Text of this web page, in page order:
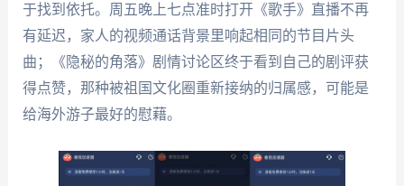
于找到依托。周五晚上七点准时打开《歌手》直播不再
有延迟，家人的视频通话背景里响起相同的节目片头
曲；《隐秘的角落》剧情讨论区终于看到自己的剧评获
得点赞，那种被祖国文化圈重新接纳的归属感，可能是
给海外游子最好的慰藉。